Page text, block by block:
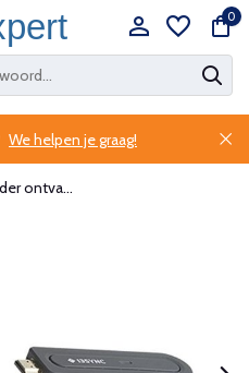
0
We helpen je graag!
ontva...